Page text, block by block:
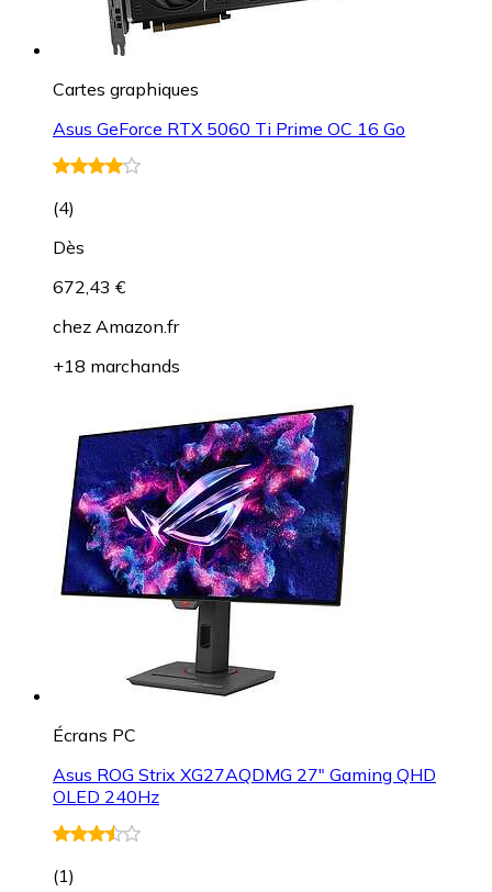
Cartes graphiques
Asus GeForce RTX 5060 Ti Prime OC 16 Go
(4)
Dès
672,43 €
chez Amazon.fr
+18 marchands
Écrans PC
Asus ROG Strix XG27AQDMG 27" Gaming QHD
OLED 240Hz
(1)